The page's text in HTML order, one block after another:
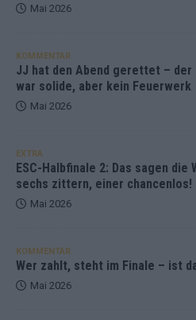
Mai 2026
KOMMENTAR
JJ hat den Abend gerettet – der
war solide, aber kein Feuerwerk
Mai 2026
EXTRA
ESC-Halbfinale 2: Das sagen
sechs zittern, einer chancenlos!
Mai 2026
KOMMENTAR
Wer zahlt, steht im Finale – ist
Mai 2026